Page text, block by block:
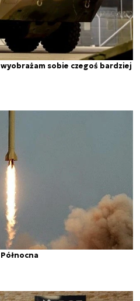
sobie czegoś bardziej